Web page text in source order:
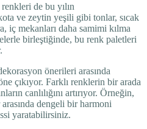
de bu yılın
ve zeytin yeşili gibi tonlar, sıcak
iç mekanları daha samimi kılma
birleştiğinde, bu renk paletleri
önerileri arasında
çıkıyor. Farklı renklerin bir arada
canlılığını artırıyor. Örneğin,
dengeli bir harmoni
yaratabilirsiniz.